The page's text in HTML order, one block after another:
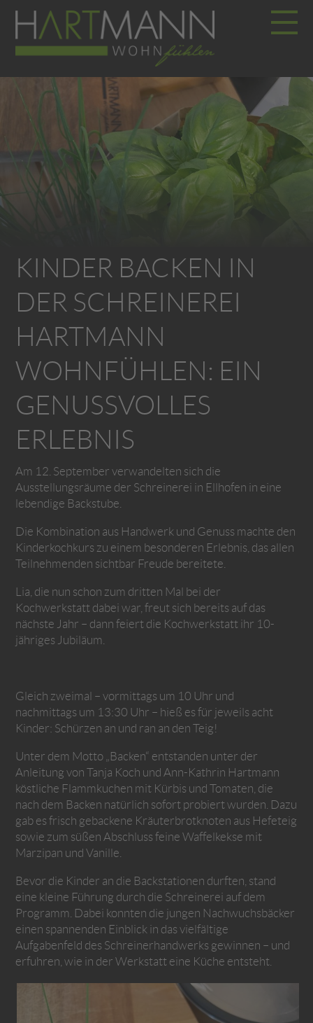
KINDER BACKEN IN
DER SCHREINEREI
HARTMANN
WOHNFÜHLEN: EIN
GENUSSVOLLES
ERLEBNIS
Am 12. September verwandelten sich die
Ausstellungsräume der Schreinerei in Ellhofen in eine
lebendige Backstube.
Die Kombination aus Handwerk und Genuss machte den
Kinderkochkurs zu einem besonderen Erlebnis, das allen
Teilnehmenden sichtbar Freude bereitete.
Lia, die nun schon zum dritten Mal bei der
Kochwerkstatt dabei war, freut sich bereits auf das
nächste Jahr – dann feiert die Kochwerkstatt ihr 10-
jähriges Jubiläum.
Gleich zweimal – vormittags um 10 Uhr und
nachmittags um 13:30 Uhr – hieß es für jeweils acht
Kinder: Schürzen an und ran an den Teig!
Unter dem Motto „Backen“ entstanden unter der
Anleitung von Tanja Koch und Ann-Kathrin Hartmann
köstliche Flammkuchen mit Kürbis und Tomaten, die
nach dem Backen natürlich sofort probiert wurden. Dazu
gab es frisch gebackene Kräuterbrotknoten aus Hefeteig
sowie zum süßen Abschluss feine Waffelkekse mit
Marzipan und Vanille.
Bevor die Kinder an die Backstationen durften, stand
eine kleine Führung durch die Schreinerei auf dem
Programm. Dabei konnten die jungen Nachwuchsbäcker
einen spannenden Einblick in das vielfältige
Aufgabenfeld des Schreinerhandwerks gewinnen – und
erfuhren, wie in der Werkstatt eine Küche entsteht.